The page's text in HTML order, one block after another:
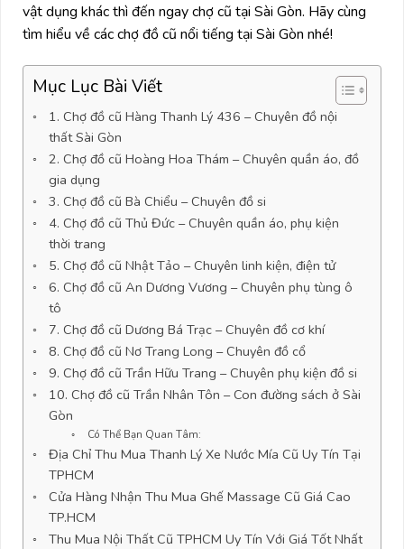
vật dụng khác thì đến ngay chợ cũ tại Sài Gòn. Hãy cùng
tìm hiểu về các chợ đồ cũ nổi tiếng tại Sài Gòn nhé!
Mục Lục Bài Viết
1. Chợ đồ cũ Hàng Thanh Lý 436 – Chuyên đồ nội
thất Sài Gòn
2. Chợ đồ cũ Hoàng Hoa Thám – Chuyên quần áo, đồ
gia dụng
3. Chợ đồ cũ Bà Chiểu – Chuyên đồ si
4. Chợ đồ cũ Thủ Đức – Chuyên quần áo, phụ kiện
thời trang
5. Chợ đồ cũ Nhật Tảo – Chuyên linh kiện, điện tử
6. Chợ đồ cũ An Dương Vương – Chuyên phụ tùng ô
tô
7. Chợ đồ cũ Dương Bá Trạc – Chuyên đồ cơ khí
8. Chợ đồ cũ Nơ Trang Long – Chuyên đồ cổ
9. Chợ đồ cũ Trần Hữu Trang – Chuyên phụ kiện đồ si
10. Chợ đồ cũ Trần Nhân Tôn – Con đường sách ở Sài
Gòn
Có Thể Bạn Quan Tâm:
Địa Chỉ Thu Mua Thanh Lý Xe Nước Mía Cũ Uy Tín Tại
TPHCM
Cửa Hàng Nhận Thu Mua Ghế Massage Cũ Giá Cao
TP.HCM
Thu Mua Nội Thất Cũ TPHCM Uy Tín Với Giá Tốt Nhất